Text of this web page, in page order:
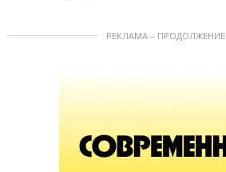
РЕКЛАМА –